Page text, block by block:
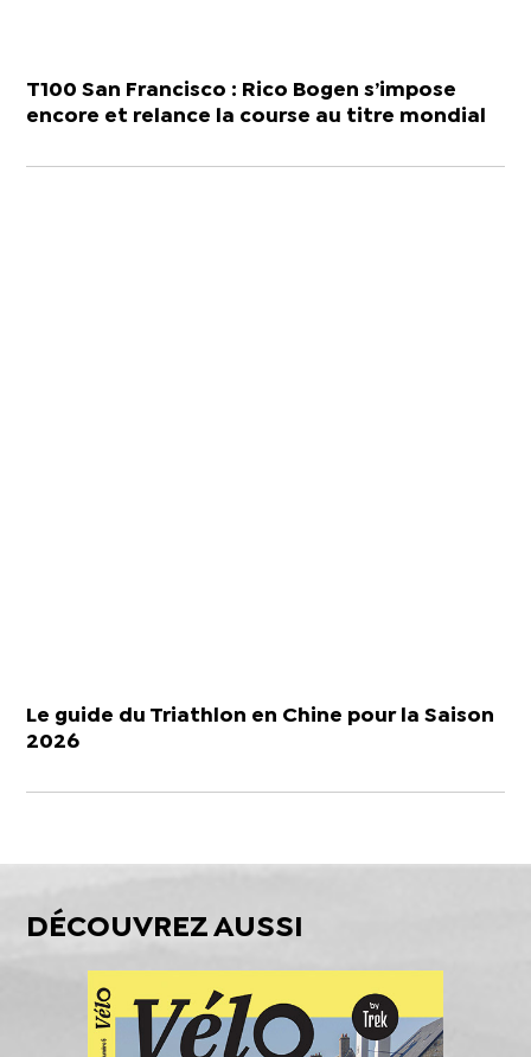
T100 San Francisco : Rico Bogen s’impose
encore et relance la course au titre mondial
Le guide du Triathlon en Chine pour la Saison
2026
DÉCOUVREZ AUSSI